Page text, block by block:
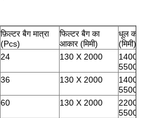
फ़िल्टर बैग मात्रा
(Pcs)
फिल्टर बैग का
आकार (मिमी)
धूल
(मिमी)
24 130 X 2000
1400
5500
36 130 X 2000
1400
5500
60 130 X 2000
2200
5500